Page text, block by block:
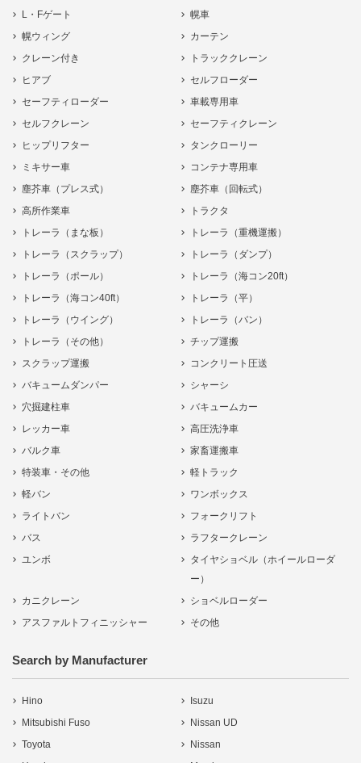
L・Fゲート
幌車
幌ウィング
カーテン
クレーン付き
トラッククレーン
ヒアブ
セルフローダー
セーフティローダー
車載専用車
セルフクレーン
セーフティクレーン
ヒップリフター
タンクローリー
ミキサー車
コンテナ専用車
塵芥車（プレス式）
塵芥車（回転式）
高所作業車
トラクタ
トレーラ（まな板）
トレーラ（重機運搬）
トレーラ（スクラップ）
トレーラ（ダンプ）
トレーラ（ポール）
トレーラ（海コン20ft）
トレーラ（海コン40ft）
トレーラ（平）
トレーラ（ウイング）
トレーラ（バン）
トレーラ（その他）
チップ運搬
スクラップ運搬
コンクリート圧送
バキュームダンパー
シャーシ
穴掘建柱車
バキュームカー
レッカー車
高圧洗浄車
バルク車
家畜運搬車
特装車・その他
軽トラック
軽バン
ワンボックス
ライトバン
フォークリフト
バス
ラフタークレーン
ユンボ
タイヤショベル（ホイールローダ
ー）
カニクレーン
ショベルローダー
アスファルトフィニッシャー
その他
Search by Manufacturer
Hino
Isuzu
Mitsubishi Fuso
Nissan UD
Toyota
Nissan